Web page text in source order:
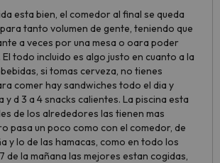
esta bien, el comedor al final se queda
tanto volumen de gente, teniendo que
a veces por una mesa o oara poder
todo incluido es algo justo en cuanto a la
si tomas cerveza, no tienes
comer hay sandwiches todo el dia y
d 3 a 4 snacks calientes. La piscina esta
de los alrededores las tienen mas
pasa un poco como con el comedor, de
y lo de las hamacas, como en todo los
de la mañana las mejores estan cogidas,